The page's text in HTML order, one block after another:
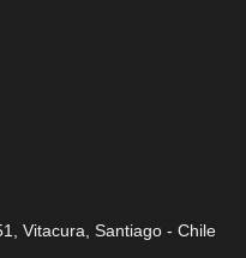
Vitacura, Santiago - Chile